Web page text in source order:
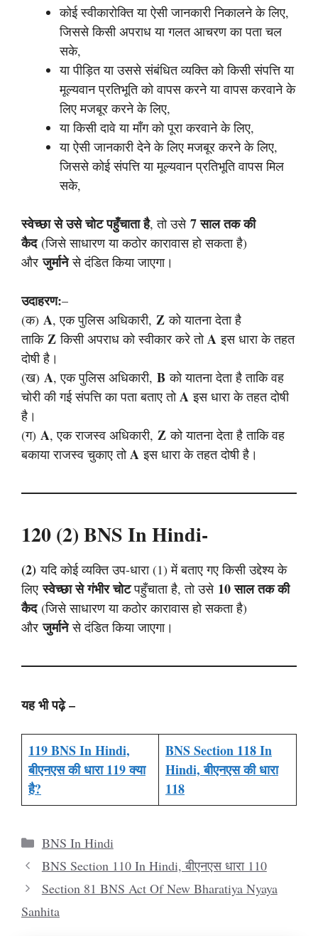
कोई स्वीकारोक्ति या ऐसी जानकारी निकालने के लिए,
जिससे किसी अपराध या गलत आचरण का पता चल
सके,
या पीड़ित या उससे संबंधित व्यक्ति को किसी संपत्ति या
मूल्यवान प्रतिभूति को वापस करने या वापस करवाने के
लिए मजबूर करने के लिए,
या किसी दावे या माँग को पूरा करवाने के लिए,
या ऐसी जानकारी देने के लिए मजबूर करने के लिए,
जिससे कोई संपत्ति या मूल्यवान प्रतिभूति वापस मिल
सके,
स्वेच्छा से उसे चोट पहुँचाता है, तो उसे 7 साल तक की
कैद(जिसे साधारण या कठोर कारावास हो सकता है)
औरजुर्मानेसे दंडित किया जाएगा।
उदाहरण:–
(क) A, एक पुलिस अधिकारी, Z को यातना देता है
ताकि Z किसी अपराध को स्वीकार करे तोA इस धारा के तहत
दोषी है।
(ख) A, एक पुलिस अधिकारी, B को यातना देता है ताकि वह
चोरी की गई संपत्ति का पता बताए तोA इस धारा के तहत दोषी
है।
(ग) A, एक राजस्व अधिकारी, Z को यातना देता है ताकि वह
बकाया राजस्व चुकाए तोA इस धारा के तहत दोषी है।
120 (2) BNS In Hindi-
(2) यदि कोई व्यक्ति उप-धारा (1) में बताए गए किसी उद्देश्य के
लिएस्वेच्छा से गंभीर चोटपहुँचाता है, तो उसे 10 साल तक की
कैद(जिसे साधारण या कठोर कारावास हो सकता है)
औरजुर्मानेसे दंडित किया जाएगा।
यह भी पढ़े –
119 BNS In Hindi,
बीएनएस की धारा 119 क्या
है?
BNS Section 118 In
Hindi, बीएनएस की धारा
118
Categories
BNS In Hindi
BNS Section 110 In Hindi, बीएनएस धारा 110
Section 81 BNS Act Of New Bharatiya Nyaya
Sanhita